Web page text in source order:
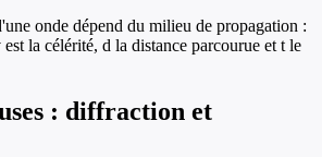
onde dépend du milieu de propagation :
la célérité, d la distance parcourue et t le
: diffraction et